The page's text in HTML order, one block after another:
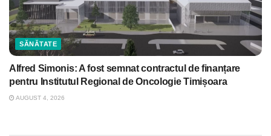
SĂNĂTATE
Alfred Simonis: A fost semnat contractul de finanțare
pentru Institutul Regional de Oncologie Timișoara
AUGUST 4, 2026